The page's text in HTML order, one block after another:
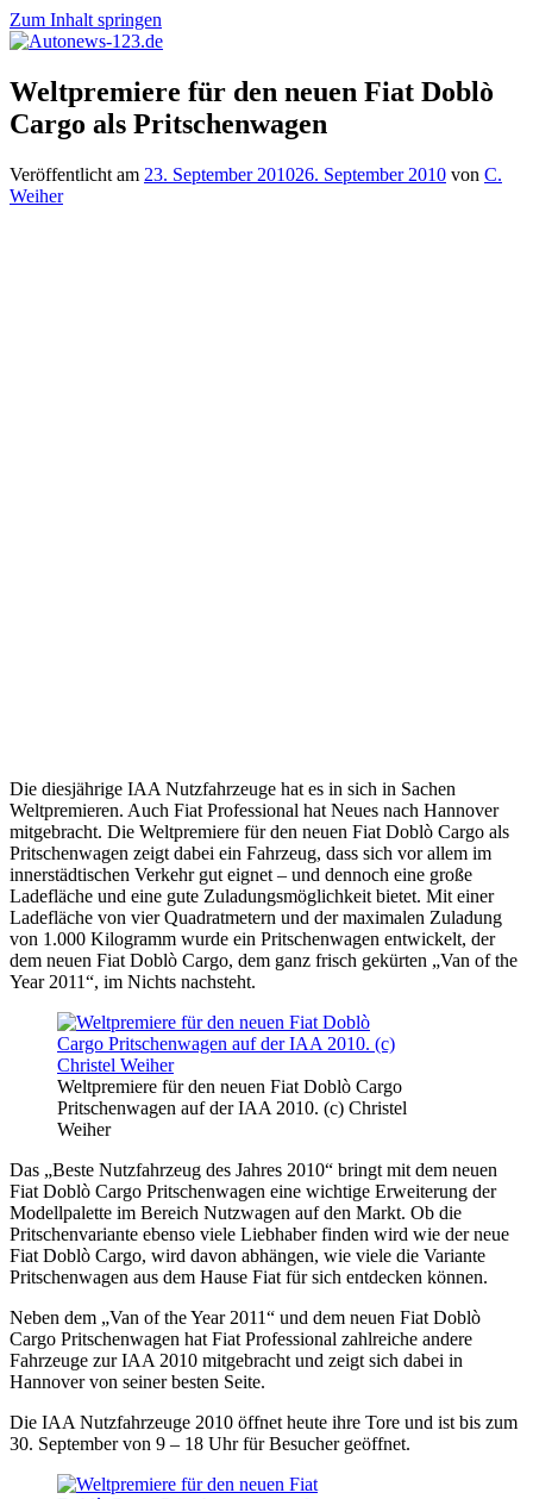
Zum Inhalt springen
Autonews-
123.de
Autonews
mit
Charme
Weltpremiere für den neuen Fiat Doblò
Cargo als Pritschenwagen
Veröffentlicht am 23. September 201026. September 2010 von C.
Weiher
Die diesjährige IAA Nutzfahrzeuge hat es in sich in Sachen
Weltpremieren. Auch Fiat Professional hat Neues nach Hannover
mitgebracht. Die Weltpremiere für den neuen Fiat Doblò Cargo als
Pritschenwagen zeigt dabei ein Fahrzeug, dass sich vor allem im
innerstädtischen Verkehr gut eignet – und dennoch eine große
Ladefläche und eine gute Zuladungsmöglichkeit bietet. Mit einer
Ladefläche von vier Quadratmetern und der maximalen Zuladung
von 1.000 Kilogramm wurde ein Pritschenwagen entwickelt, der
dem neuen Fiat Doblò Cargo, dem ganz frisch gekürten „Van of the
Year 2011“, im Nichts nachsteht.
Weltpremiere für den neuen Fiat Doblò Cargo
Pritschenwagen auf der IAA 2010. (c) Christel
Weiher
Das „Beste Nutzfahrzeug des Jahres 2010“ bringt mit dem neuen
Fiat Doblò Cargo Pritschenwagen eine wichtige Erweiterung der
Modellpalette im Bereich Nutzwagen auf den Markt. Ob die
Pritschenvariante ebenso viele Liebhaber finden wird wie der neue
Fiat Doblò Cargo, wird davon abhängen, wie viele die Variante
Pritschenwagen aus dem Hause Fiat für sich entdecken können.
Neben dem „Van of the Year 2011“ und dem neuen Fiat Doblò
Cargo Pritschenwagen hat Fiat Professional zahlreiche andere
Fahrzeuge zur IAA 2010 mitgebracht und zeigt sich dabei in
Hannover von seiner besten Seite.
Die IAA Nutzfahrzeuge 2010 öffnet heute ihre Tore und ist bis zum
30. September von 9 – 18 Uhr für Besucher geöffnet.